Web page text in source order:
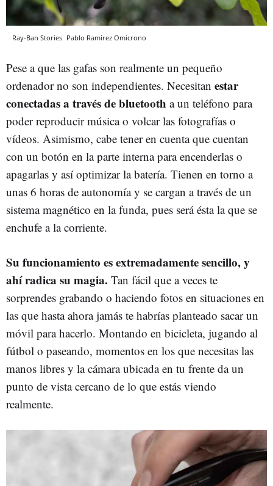
Ray-Ban Stories Pablo Ramírez Omicrono
Pese a que las gafas son realmente un pequeño
ordenador no son independientes. Necesitan estar
conectadas a través de bluetooth a un teléfono para
poder reproducir música o volcar las fotografías o
vídeos. Asimismo, cabe tener en cuenta que cuentan
con un botón en la parte interna para encenderlas o
apagarlas y así optimizar la batería. Tienen en torno a
unas 6 horas de autonomía y se cargan a través de un
sistema magnético en la funda, pues será ésta la que se
enchufe a la corriente.
Su funcionamiento es extremadamente sencillo, y
ahí radica su magia. Tan fácil que a veces te
sorprendes grabando o haciendo fotos en situaciones en
las que hasta ahora jamás te habrías planteado sacar un
móvil para hacerlo. Montando en bicicleta, jugando al
fútbol o paseando, momentos en los que necesitas las
manos libres y la cámara ubicada en tu frente da un
punto de vista cercano de lo que estás viendo
realmente.